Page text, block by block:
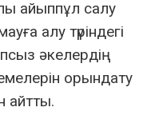
айыппұл салу
алу түріндегі
әкелердің
орындату
айтты.